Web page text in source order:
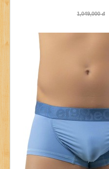
1,049,000 đ